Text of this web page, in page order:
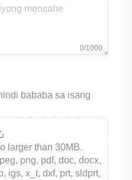
0/1000
bababa sa isang
larger than 30MB.
png, pdf, doc, docx,
igs, x_t, dxf, prt, sldprt,